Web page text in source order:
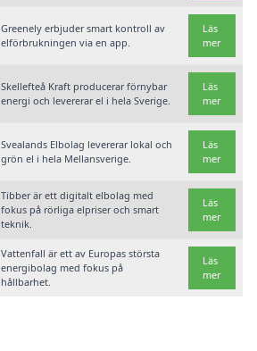
Greenely erbjuder smart kontroll av
elförbrukningen via en app.
Läs
mer
Skellefteå Kraft producerar förnybar
energi och levererar el i hela Sverige.
Läs
mer
Svealands Elbolag levererar lokal och
grön el i hela Mellansverige.
Läs
mer
Tibber är ett digitalt elbolag med
fokus på rörliga elpriser och smart
teknik.
Läs
mer
Vattenfall är ett av Europas största
energibolag med fokus på
hållbarhet.
Läs
mer